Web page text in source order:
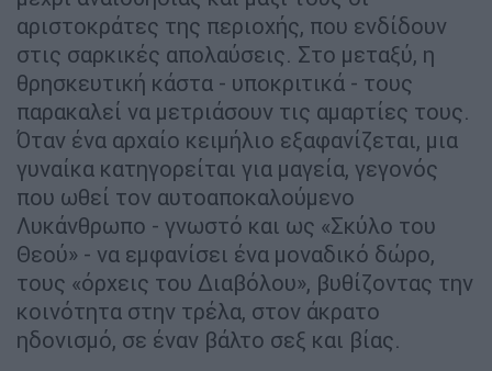
αριστοκράτες της περιοχής, που ενδίδουν
στις σαρκικές απολαύσεις. Στο μεταξύ, η
θρησκευτική κάστα - υποκριτικά - τους
παρακαλεί να μετριάσουν τις αμαρτίες τους.
Όταν ένα αρχαίο κειμήλιο εξαφανίζεται, μια
γυναίκα κατηγορείται για μαγεία, γεγονός
που ωθεί τον αυτοαποκαλούμενο
Λυκάνθρωπο - γνωστό και ως «Σκύλο του
Θεού» - να εμφανίσει ένα μοναδικό δώρο,
τους «όρχεις του Διαβόλου», βυθίζοντας την
κοινότητα στην τρέλα, στον άκρατο
ηδονισμό, σε έναν βάλτο σεξ και βίας.